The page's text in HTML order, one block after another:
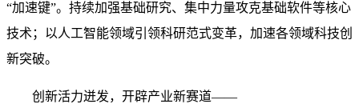
“加速键”。持续加强基础研究、集中力量攻克基础软件等核心
技术；以人工智能领域引领科研范式变革，加速各领域科技创
新突破。
创新活力迸发，开辟产业新赛道——